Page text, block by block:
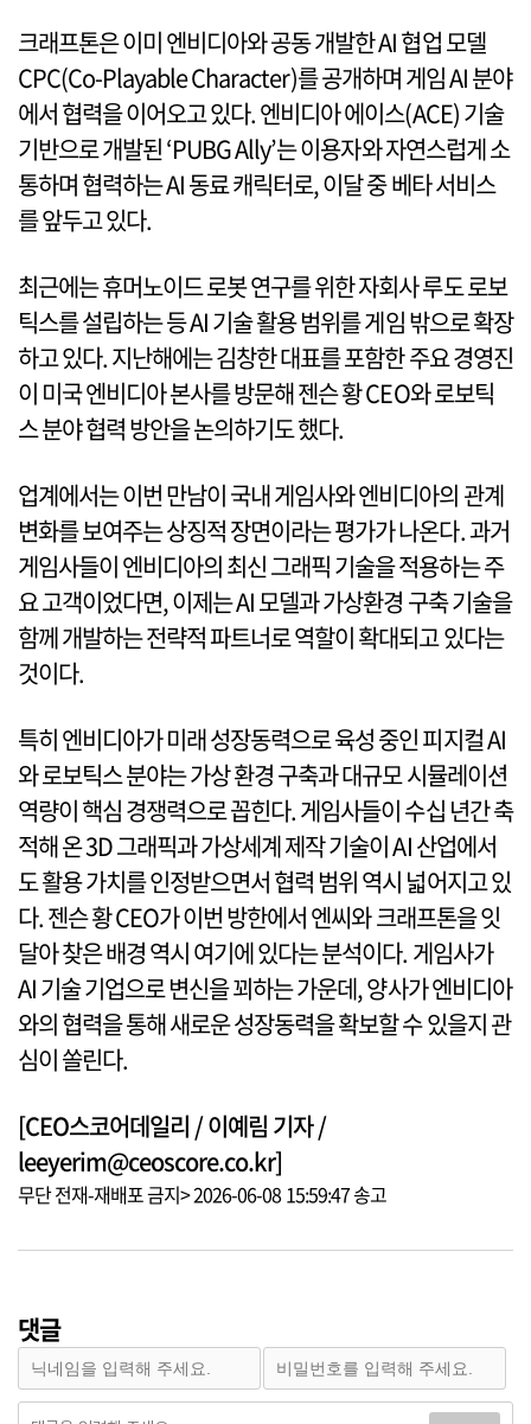
크래프톤은 이미 엔비디아와 공동 개발한 AI 협업 모델
CPC(Co-Playable Character)를 공개하며 게임 AI 분야
에서 협력을 이어오고 있다. 엔비디아 에이스(ACE) 기술
기반으로 개발된 ‘PUBG Ally’는 이용자와 자연스럽게 소
통하며 협력하는 AI 동료 캐릭터로, 이달 중 베타 서비스
를 앞두고 있다.
최근에는 휴머노이드 로봇 연구를 위한 자회사 루도 로보
틱스를 설립하는 등 AI 기술 활용 범위를 게임 밖으로 확장
하고 있다. 지난해에는 김창한 대표를 포함한 주요 경영진
이 미국 엔비디아 본사를 방문해 젠슨 황 CEO와 로보틱
스 분야 협력 방안을 논의하기도 했다.
업계에서는 이번 만남이 국내 게임사와 엔비디아의 관계
변화를 보여주는 상징적 장면이라는 평가가 나온다. 과거
게임사들이 엔비디아의 최신 그래픽 기술을 적용하는 주
요 고객이었다면, 이제는 AI 모델과 가상환경 구축 기술을
함께 개발하는 전략적 파트너로 역할이 확대되고 있다는
것이다.
특히 엔비디아가 미래 성장동력으로 육성 중인 피지컬 AI
와 로보틱스 분야는 가상 환경 구축과 대규모 시뮬레이션
역량이 핵심 경쟁력으로 꼽힌다. 게임사들이 수십 년간 축
적해 온 3D 그래픽과 가상세계 제작 기술이 AI 산업에서
도 활용 가치를 인정받으면서 협력 범위 역시 넓어지고 있
다. 젠슨 황 CEO가 이번 방한에서 엔씨와 크래프톤을 잇
달아 찾은 배경 역시 여기에 있다는 분석이다. 게임사가
AI 기술 기업으로 변신을 꾀하는 가운데, 양사가 엔비디아
와의 협력을 통해 새로운 성장동력을 확보할 수 있을지 관
심이 쏠린다.
[CEO스코어데일리 / 이예림 기자 /
leeyerim@ceoscore.co.kr]
무단 전재-재배포 금지> 2026-06-08 15:59:47 송고
댓글